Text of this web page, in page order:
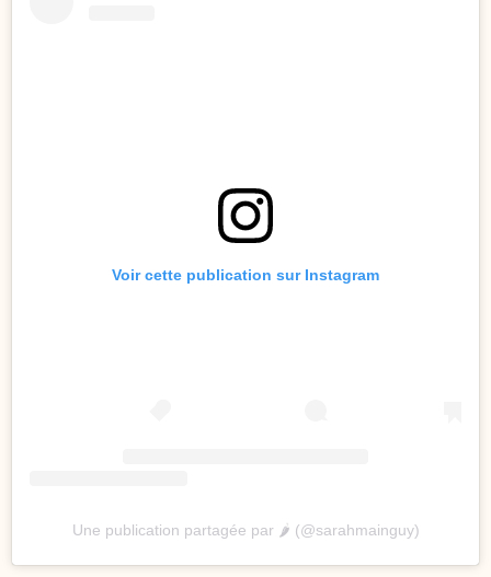
Voir cette publication sur Instagram
Une publication partagée par 🌶 (@sarahmainguy)